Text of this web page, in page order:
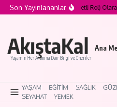
İçeriğe atla
Son Yayınlananlar
“Curse Role” (Lanetli Rol)
AkıştaKal
Yaşamın Her Alanına Dair Bilgi ve Öneriler
Ana
YAŞAM EĞİTİM SAĞLIK
SEYAHAT
YEMEK